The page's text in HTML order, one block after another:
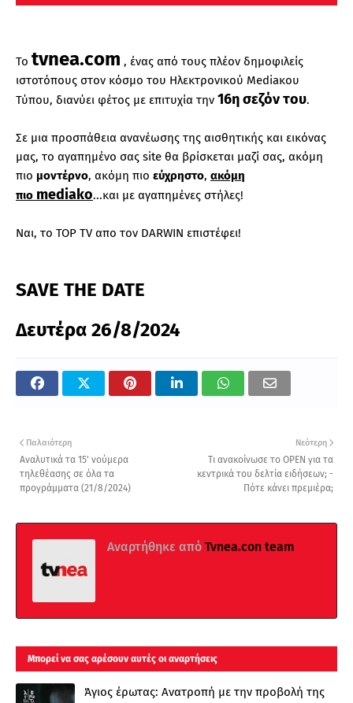
Το tvnea.com , ένας από τους πλέον δημοφιλείς
ιστοτόπους στον κόσμο του Ηλεκτρονικού Μediaκου
Τύπου, διανύει φέτος με επιτυχία την 16η σεζόν του.
Σε μια προσπάθεια ανανέωσης της αισθητικής και εικόνας
μας, το αγαπημένο σας site θα βρίσκεται μαζί σας, ακόμη
πιο μοντέρνο, ακόμη πιο εύχρηστο, ακόμη
πιο mediako...και με αγαπημένες στήλες!
Ναι, το TOP TV απο τον DARWIN επιστέφει!
SAVE THE DATE
Δευτέρα 26/8/2024
Νεότερη
Τι ανακοίνωσε το OPEN για τα
κεντρικά του δελτία ειδήσεων; -
Πότε κάνει πρεμιέρα;
Παλαιότερη
Αναλυτικά τα 15' νούμερα
τηλεθέασης σε όλα τα
προγράμματα (21/8/2024)
Αναρτήθηκε από Tvnea.con team
Μπορεί να σας αρέσουν αυτές οι αναρτήσεις
Άγιος έρωτας: Ανατροπή με την προβολή της